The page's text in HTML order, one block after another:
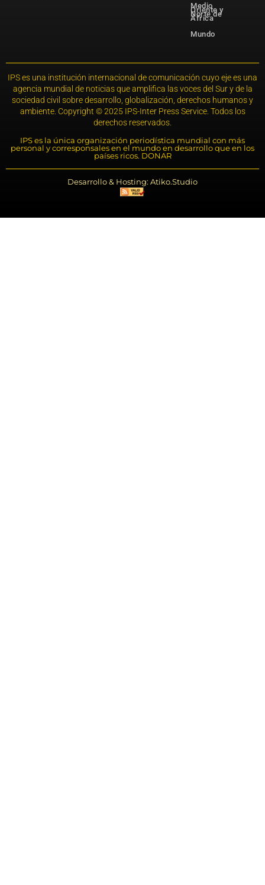
Medio
Oriente y
Norte de
África
Mundo
IPS es una institución internacional de comunicación cuyo eje es una
agencia mundial de noticias que amplifica las voces del Sur y de la
sociedad civil sobre desarrollo, globalización, derechos humanos y
ambiente. Copyright © 2025 IPS-Inter Press Service. Todos los
derechos reservados.
IPS es la única organización periodística mundial con más
personal y corresponsales en el mundo en desarrollo que en los
países ricos. DONAR
Desarrollo & Hosting: Atiko.Studio